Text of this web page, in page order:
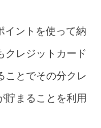
ントを使って納
クレジットカード
ことでその分クレ
貯まることを利用